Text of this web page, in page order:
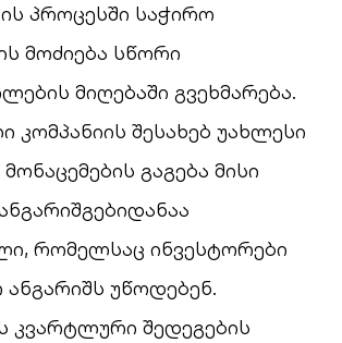
პროცესში საჭირო
მოძიება სწორი
მიღებაში გვეხმარება.
კომპანიის შესახებ უახლესი
გაგება მისი
რომელსაც ინვესტორები
უწოდებენ.
კვარტლური შედეგების